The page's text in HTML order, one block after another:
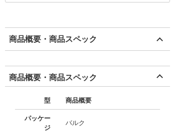
商品概要・商品スペック
商品概要・商品スペック
型 商品概要
パッケー
ジ
バルク